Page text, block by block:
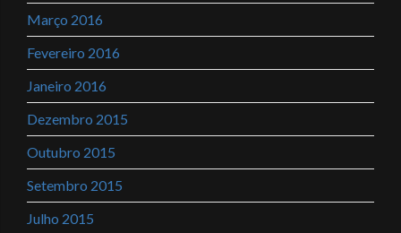
Março 2016
Fevereiro 2016
Janeiro 2016
Dezembro 2015
Outubro 2015
Setembro 2015
Julho 2015